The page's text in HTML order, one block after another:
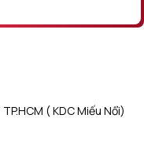
( KDC Miếu Nổi)